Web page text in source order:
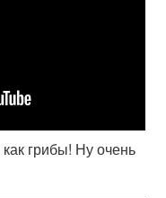
грибы! Ну очень